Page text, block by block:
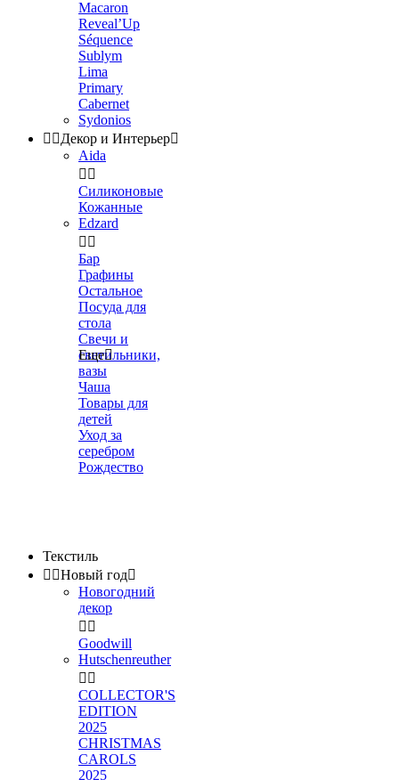
Macaron
Reveal’Up
Séquence
Sublym
Lima
Primary
Cabernet
Sydonios
 Декор и Интерьер
Aida
 
Силиконовые
Кожанные
Edzard
 
Бар
Графины
Остальное
Посуда для
стола
Свечи и
светильники,
вазы
Чаша
Товары для
детей
Уход за
серебром
Рождество
Еще
Текстиль
 Новый год
Новогодний
декор
 
Goodwill
Hutschenreuther
 
COLLECTOR'S
EDITION
2025
CHRISTMAS
CAROLS
2025